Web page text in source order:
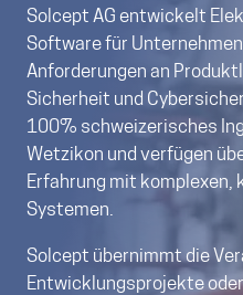
Solcept AG entwickelt
Software für
Anforderungen an
Sicherheit und
100% schweizerisches
Wetzikon und verfügen
Erfahrung mit
Systemen.
Solcept übernimmt die
Entwicklungsprojekte